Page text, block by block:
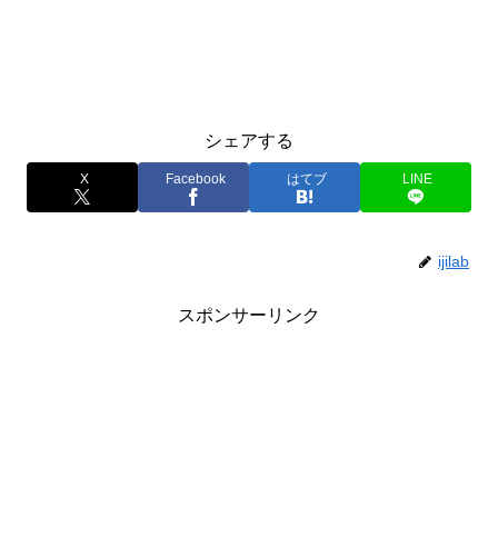
シェアする
X Facebook はてブ LINE
ijilab
スポンサーリンク